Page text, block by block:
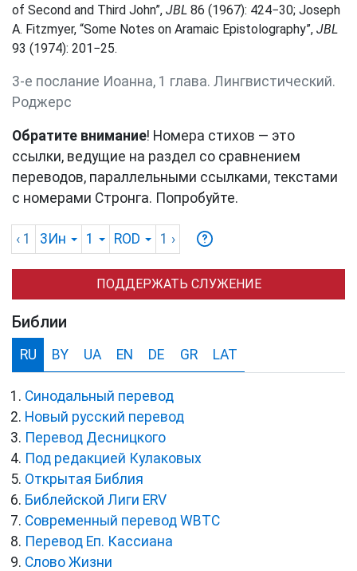
of Second and Third John”, JBL 86 (1967): 424−30; Joseph
A. Fitzmyer, “Some Notes on Aramaic Epistolography”, JBL
93 (1974): 201−25.
3-е послание Иоанна, 1 глава. Лингвистический.
Роджерс
Обратите внимание! Номера стихов — это
ссылки, ведущие на раздел со сравнением
переводов, параллельными ссылками, текстами
с номерами Стронга. Попробуйте.
‹ 1 3Ин 1 ROD 1 ›
ПОДДЕРЖАТЬ СЛУЖЕНИЕ
Библии
RU BY UA EN DE GR LAT
Синодальный перевод
Новый русский перевод
Перевод Десницкого
Под редакцией Кулаковых
Открытая Библия
Библейской Лиги ERV
Cовременный перевод WBTC
Перевод Еп. Кассиана
Слово Жизни